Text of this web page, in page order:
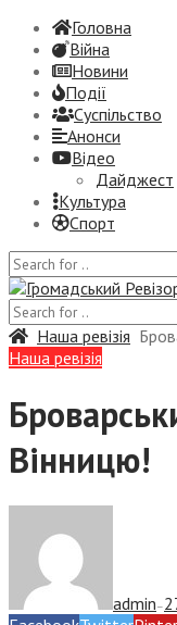
Головна
Війна
Новини
Події
Суспiльство
Анонси
Відео
Дайджест
Культура
Спорт
Наша ревізія
Наша ревізія
Вінницю!
admin —